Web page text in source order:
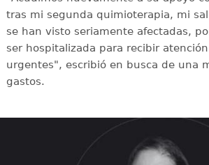
tras mi segunda quimioterapia, mi
se han visto seriamente afectadas,
ser hospitalizada para recibir
urgentes", escribió en busca de una
gastos.